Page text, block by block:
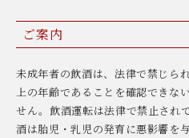
ご案内
未成年者の飲酒は、法律で禁じら
上の年齢であることを確認できな
せん。飲酒運転は法律で禁止され
酒は胎児・乳児の発育に悪影響を